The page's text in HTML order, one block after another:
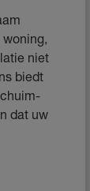
niet
biedt
dat uw